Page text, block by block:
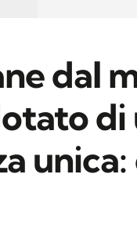
dal
di
unica: